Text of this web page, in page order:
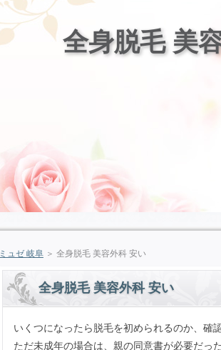
全身脱毛 美
ミュゼ 岐阜＞ 全身脱毛 美容外科 安い
全身脱毛 美容外科 安い
いくつになったら脱毛を初められるのか、確
ただ未成年の場合は、親の同意書が必要だっ